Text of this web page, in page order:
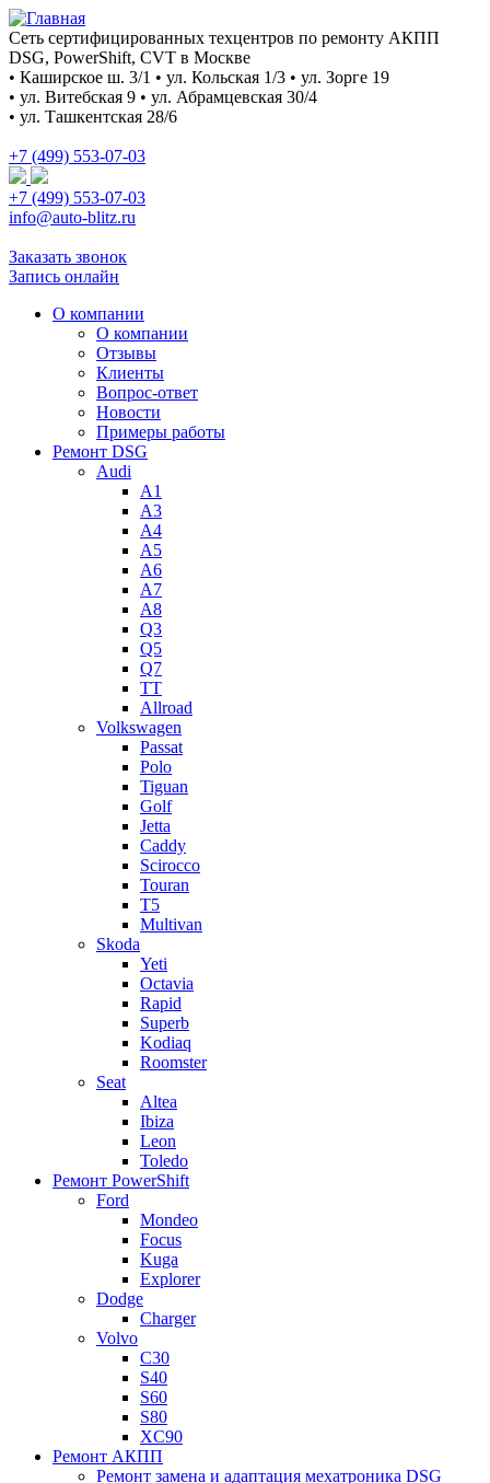
Сеть сертифицированных техцентров по ремонту АКПП
DSG, PowerShift, CVT в Москве
• Каширское ш. 3/1 • ул. Кольская 1/3 • ул. Зорге 19
• ул. Витебская 9 • ул. Абрамцевская 30/4
• ул. Ташкентская 28/6
+7 (499) 553-07-03
+7 (499) 553-07-03
info@auto-blitz.ru
Заказать звонок
Запись онлайн
О компании
О компании
Отзывы
Клиенты
Вопрос-ответ
Новости
Примеры работы
Ремонт DSG
Audi
A1
A3
A4
A5
А6
A7
A8
Q3
Q5
Q7
TT
Allroad
Volkswagen
Passat
Polo
Tiguan
Golf
Jetta
Caddy
Scirocco
Touran
T5
Multivan
Skoda
Yeti
Octavia
Rapid
Superb
Kodiaq
Roomster
Seat
Altea
Ibiza
Leon
Toledo
Ремонт PowerShift
Ford
Mondeo
Focus
Kuga
Explorer
Dodge
Charger
Volvo
С30
S40
S60
S80
XC90
Ремонт АКПП
Ремонт замена и адаптация мехатроника DSG